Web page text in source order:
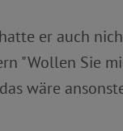
er auch
"Wollen Sie
wäre